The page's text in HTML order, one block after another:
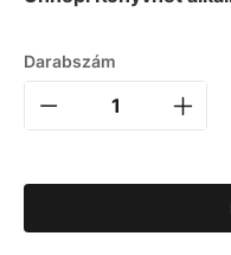
Darabszám